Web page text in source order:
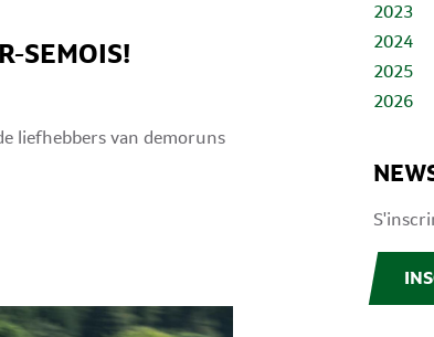
SEMOIS!
liefhebbers van demoruns
2023
2024
2025
2026